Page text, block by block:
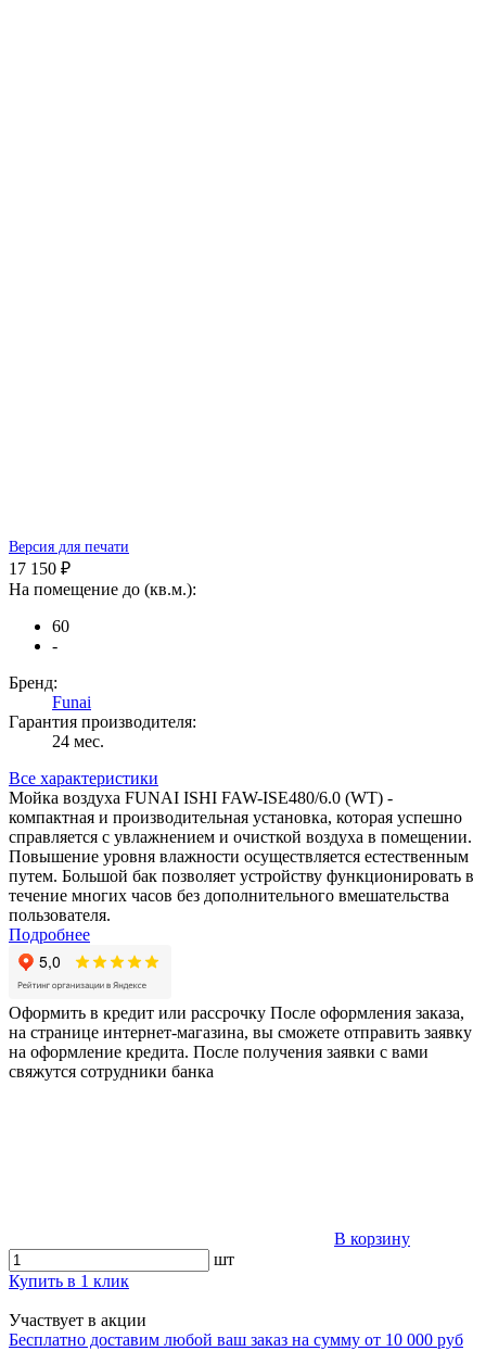
Версия для печати
17 150 ₽
На помещение до (кв.м.):
60
-
Бренд:
Funai
Гарантия производителя:
24 мес.
Все характеристики
Мойка воздуха FUNAI ISHI FAW-ISE480/6.0 (WT) -
компактная и производительная установка, которая успешно
справляется с увлажнением и очисткой воздуха в помещении.
Повышение уровня влажности осуществляется естественным
путем. Большой бак позволяет устройству функционировать в
течение многих часов без дополнительного вмешательства
пользователя.
Подробнее
Оформить в кредит или рассрочку После оформления заказа,
на странице интернет-магазина, вы сможете отправить заявку
на оформление кредита. После получения заявки с вами
свяжутся сотрудники банка
В корзину
шт
Купить в 1 клик
Участвует в акции
Бесплатно доставим любой ваш заказ на сумму от 10 000 руб